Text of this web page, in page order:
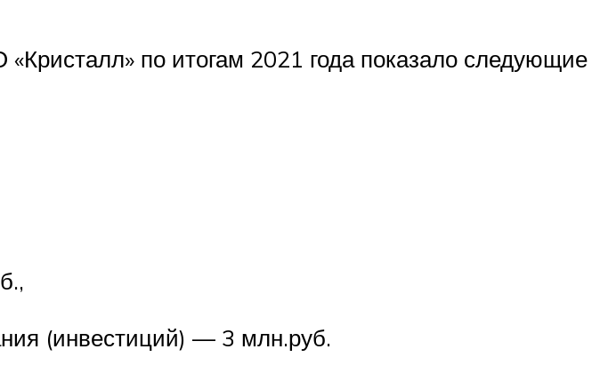
по итогам 2021 года показало следующие
(инвестиций) — 3 млн.руб.